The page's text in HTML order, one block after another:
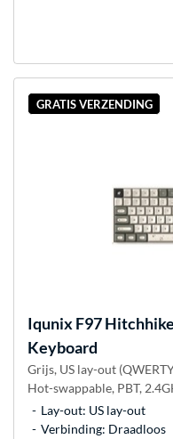
GRATIS VERZENDING
IqunixF97
Keyboard
Grijs, US lay-out
Hot-swappable, PBT,
Lay-out: US lay-out
Verbinding: Draadloos